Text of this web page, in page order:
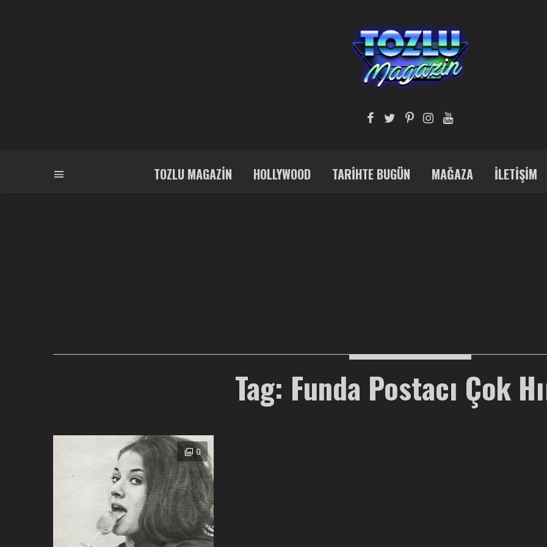
TOZLU MAGAZIN HOLLYWOOD TARIHTE BUGÜN MAĞAZA İLETIŞIM
Tag: Funda Postacı Çok
0